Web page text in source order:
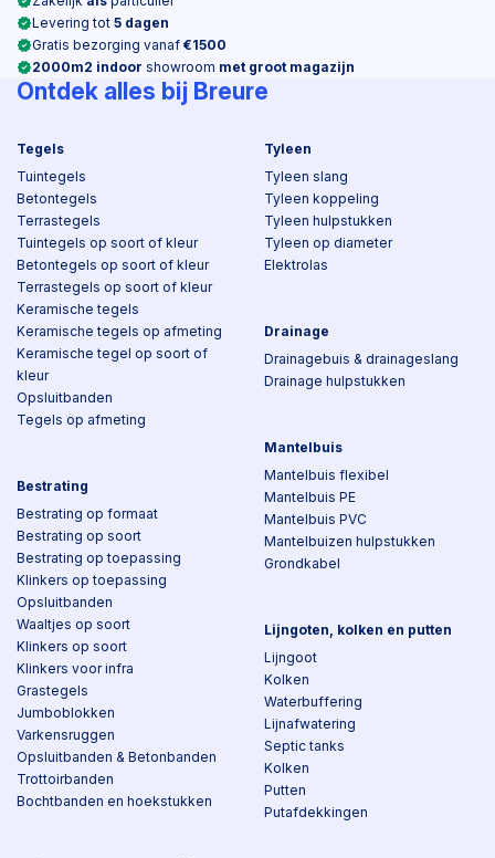
Levering tot 5 dagen
Gratis bezorging vanaf €1500
2000m2 indoor showroom met groot magazijn
Ontdek alles bij Breure
Tegels
Tuintegels
Betontegels
Terrastegels
Tuintegels op soort of kleur
Betontegels op soort of kleur
Terrastegels op soort of kleur
Keramische tegels
Keramische tegels op afmeting
Keramische tegel op soort of
kleur
Opsluitbanden
Tegels op afmeting
Bestrating
Bestrating op formaat
Bestrating op soort
Bestrating op toepassing
Klinkers op toepassing
Opsluitbanden
Waaltjes op soort
Klinkers op soort
Klinkers voor infra
Grastegels
Jumboblokken
Varkensruggen
Opsluitbanden & Betonbanden
Trottoirbanden
Bochtbanden en hoekstukken
Tyleen
Tyleen slang
Tyleen koppeling
Tyleen hulpstukken
Tyleen op diameter
Elektrolas
Drainage
Drainagebuis & drainageslang
Drainage hulpstukken
Mantelbuis
Mantelbuis flexibel
Mantelbuis PE
Mantelbuis PVC
Mantelbuizen hulpstukken
Grondkabel
Lijngoten, kolken en putten
Lijngoot
Kolken
Waterbuffering
Lijnafwatering
Septic tanks
Kolken
Putten
Putafdekkingen